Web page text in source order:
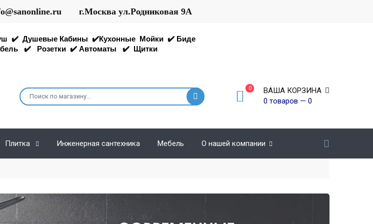
г.Москва ул.Родниковая 9А
✔️ Душевые Кабины ✔️Кухонные Мойки ✔️ Биде
✔️ Розетки ✔️ Автоматы ✔️ Щитки
0
ВАША КОРЗИНА
0 товаров — 0
Плитка Инженерная сантехника Мебель О нашей компании